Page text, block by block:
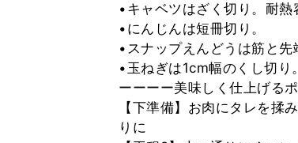
•キャベツはざく切り。耐熱
•にんじんは短冊切り。
•スナップえんどうは筋と先
•玉ねぎは1cm幅のくし切り。
ーーーー美味しく仕上げる
【下準備】お肉にタレを揉
りに